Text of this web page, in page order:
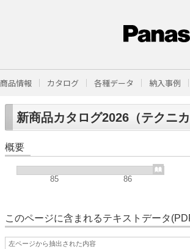
商品情報 カタログ 各種データ 納入事例
新商品カタログ2026（テクニ
概要
85 86
このページに含まれるテキストデータ
左ページから抽出された内容